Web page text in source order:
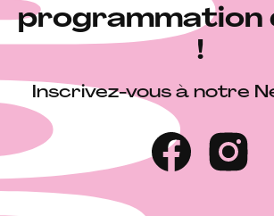
programmation
!
Inscrivez-vous à notre